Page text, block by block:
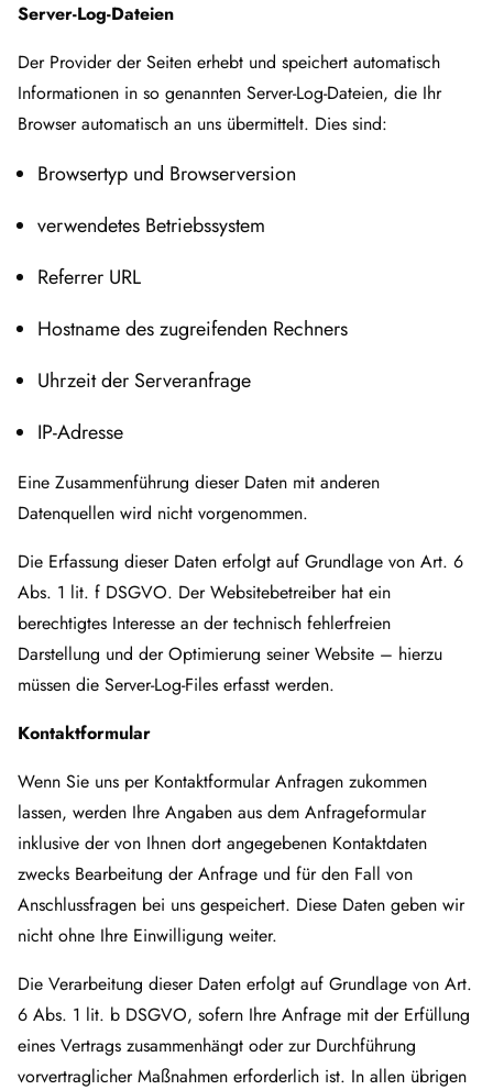
Server-Log-Dateien
Der Provider der Seiten erhebt und speichert automatisch
Informationen in so genannten Server-Log-Dateien, die Ihr
Browser automatisch an uns übermittelt. Dies sind:
Browsertyp und Browserversion
verwendetes Betriebssystem
Referrer URL
Hostname des zugreifenden Rechners
Uhrzeit der Serveranfrage
IP-Adresse
Eine Zusammenführung dieser Daten mit anderen
Datenquellen wird nicht vorgenommen.
Die Erfassung dieser Daten erfolgt auf Grundlage von Art. 6
Abs. 1 lit. f DSGVO. Der Websitebetreiber hat ein
berechtigtes Interesse an der technisch fehlerfreien
Darstellung und der Optimierung seiner Website – hierzu
müssen die Server-Log-Files erfasst werden.
Kontaktformular
Wenn Sie uns per Kontaktformular Anfragen zukommen
lassen, werden Ihre Angaben aus dem Anfrageformular
inklusive der von Ihnen dort angegebenen Kontaktdaten
zwecks Bearbeitung der Anfrage und für den Fall von
Anschlussfragen bei uns gespeichert. Diese Daten geben wir
nicht ohne Ihre Einwilligung weiter.
Die Verarbeitung dieser Daten erfolgt auf Grundlage von Art.
6 Abs. 1 lit. b DSGVO, sofern Ihre Anfrage mit der Erfüllung
eines Vertrags zusammenhängt oder zur Durchführung
vorvertraglicher Maßnahmen erforderlich ist. In allen übrigen